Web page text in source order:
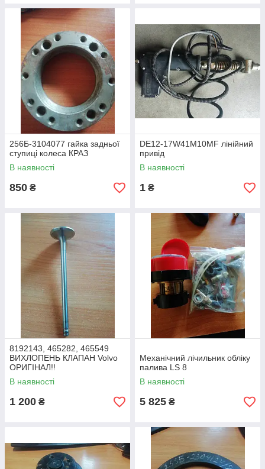
256Б-3104077 гайка задньої
ступиці колеса КРАЗ
В наявності
850 ₴
DE12-17W41M10MF лінійний
привід
В наявності
1 ₴
8192143, 465282, 465549
ВИХЛОПЕНЬ КЛАПАН Volvo
ОРИГІНАЛ!!
В наявності
1 200 ₴
Механічний лічильник обліку
палива LS 8
В наявності
5 825 ₴